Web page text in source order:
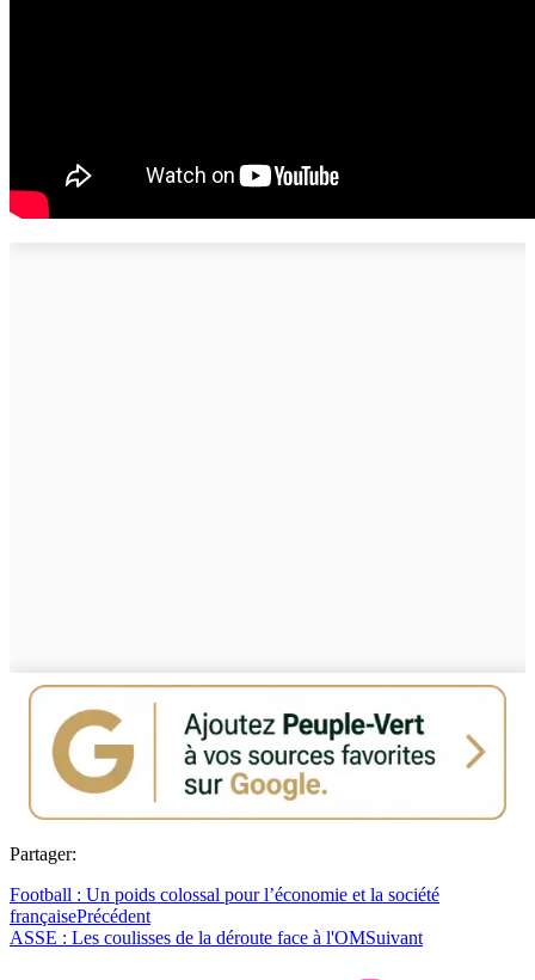
Partager:
Football : Un poids colossal pour l’économie et la société
françaisePrécédent
ASSE : Les coulisses de la déroute face à l'OMSuivant